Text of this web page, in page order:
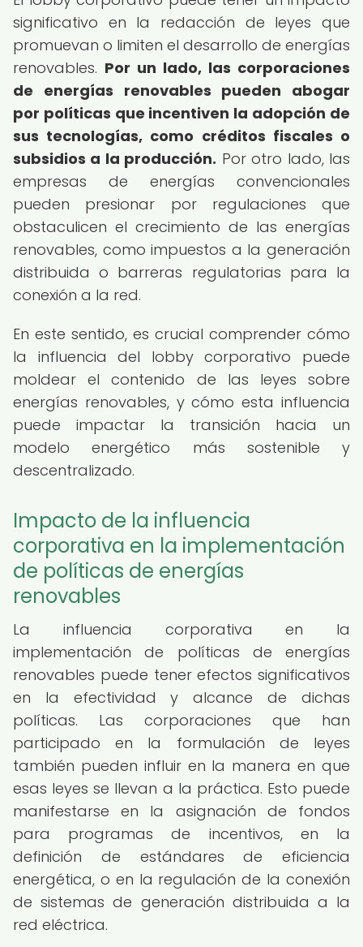
significativo en la redacción de leyes que
promuevan o limiten el desarrollo de energías
renovables. Por un lado, las corporaciones
de energías renovables pueden abogar
por políticas que incentiven la adopción de
sus tecnologías, como créditos fiscales o
subsidios a la producción. Por otro lado, las
empresas de energías convencionales
pueden presionar por regulaciones que
obstaculicen el crecimiento de las energías
renovables, como impuestos a la generación
distribuida o barreras regulatorias para la
conexión a la red.
En este sentido, es crucial comprender cómo
la influencia del lobby corporativo puede
moldear el contenido de las leyes sobre
energías renovables, y cómo esta influencia
puede impactar la transición hacia un
modelo energético más sostenible y
descentralizado.
Impacto de la influencia
corporativa en la implementación
de políticas de energías
renovables
La influencia corporativa en la
implementación de políticas de energías
renovables puede tener efectos significativos
en la efectividad y alcance de dichas
políticas. Las corporaciones que han
participado en la formulación de leyes
también pueden influir en la manera en que
esas leyes se llevan a la práctica. Esto puede
manifestarse en la asignación de fondos
para programas de incentivos, en la
definición de estándares de eficiencia
energética, o en la regulación de la conexión
de sistemas de generación distribuida a la
red eléctrica.